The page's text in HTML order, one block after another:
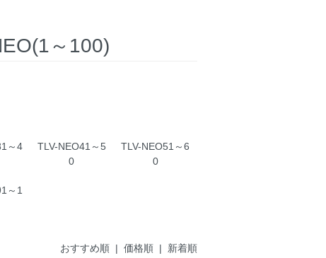
～100)
～4
TLV-NEO41～5
0
TLV-NEO51～6
0
～1
おすすめ順 | 価格順 | 新着順